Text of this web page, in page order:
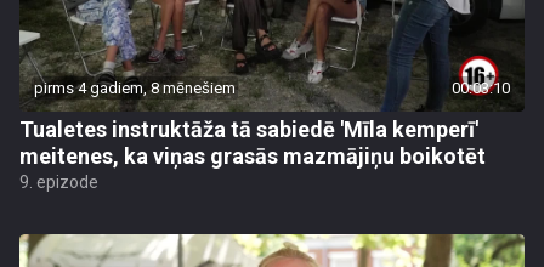
pirms 4 gadiem, 8 mēnešiem 00:03:10
Tualetes instruktāža tā sabiedē 'Mīla kemperī'
meitenes, ka viņas grasās mazmājiņu boikotēt
9. epizode